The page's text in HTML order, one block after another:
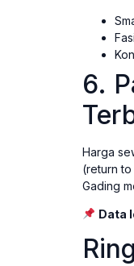
6.
Harga
(return
Gading
Data